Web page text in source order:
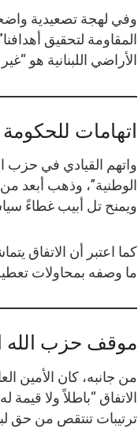
وفي لهجة تصعيدية
المقاومة لتحقيق
الأراضي اللبنانية هو
اتهامات للحكومة
واتهم القيادي في حزب
الوطنية”، وذهب أبعد
ويمنح تل أبيب غطاءً
كما اعتبر أن الاتفاق
ما وصفه بمحاولات
موقف حزب الله
من جانبه، كان الأمين
الاتفاق “باطلاً ولا قيمة
ترتيبات تنتقص من حق